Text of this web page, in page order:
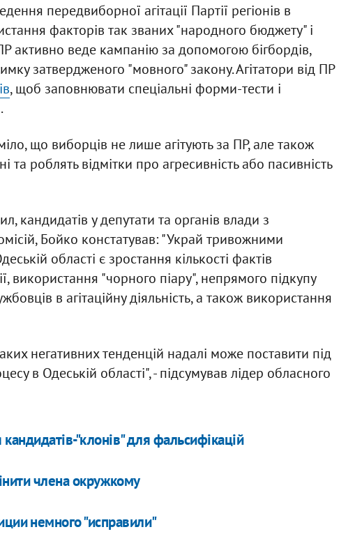
передвиборної агітації Партії регіонів в
факторів так званих "народного бюджету" і
активно веде кампанію за допомогою бігбордів,
затвердженого "мовного" закону. Агітатори від ПР
, щоб заповнювати спеціальні форми-тести і
що виборців не лише агітують за ПР, але також
та роблять відмітки про агресивність або пасивність
кандидатів у депутати та органів влади з
Бойко констатував: "Украй тривожними
області є зростання кількості фактів
використання "чорного піару", непрямого підкупу
в агітаційну діяльність, а також використання
негативних тенденцій надалі може поставити під
в Одеській області", - підсумував лідер обласного
"клонів" для фальсифікацій
члена окружкому
немного "исправили"